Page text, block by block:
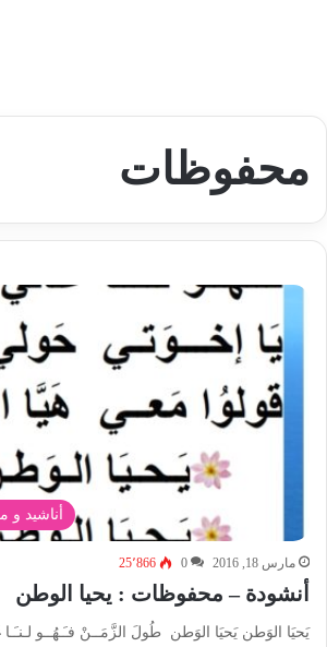
محفوظات
أناشيد و
مارس 18, 2016 0 25٬866
أنشودة – محفوظات : يحيا الوطن
يَحيَا الوَطن يَحيَا الوَطن طُولَ الزَّمَــنْ فـَـهُــو لـنـَـا